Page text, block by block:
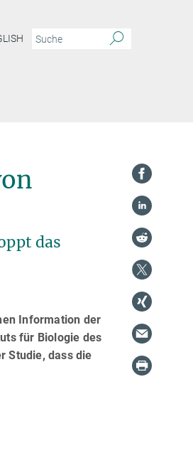
das
Information der
für Biologie des
Studie, dass die